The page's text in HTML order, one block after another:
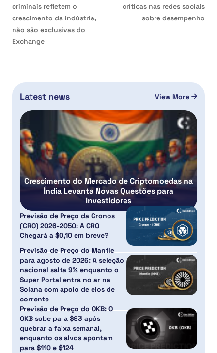
criminais refletem o
crescimento da indústria,
não são exclusivas do
Exchange
críticas nas redes sociais
sobre desempenho
Latest news View More
Crescimento do Mercado de Criptomoedas na
Índia Levanta Novas Questões para
Investidores
Previsão de Preço da Cronos
(CRO) 2026-2050: A CRO
Chegará a $0,10 em breve?
Previsão de Preço do Mantle
para agosto de 2026: A seleção
nacional salta 9% enquanto o
Super Portal entra no ar na
Solana com apoio de elos de
corrente
Previsão de Preço do OKB: O
OKB sobe para $93 após
quebrar a faixa semanal,
enquanto os alvos apontam
para $110 e $124